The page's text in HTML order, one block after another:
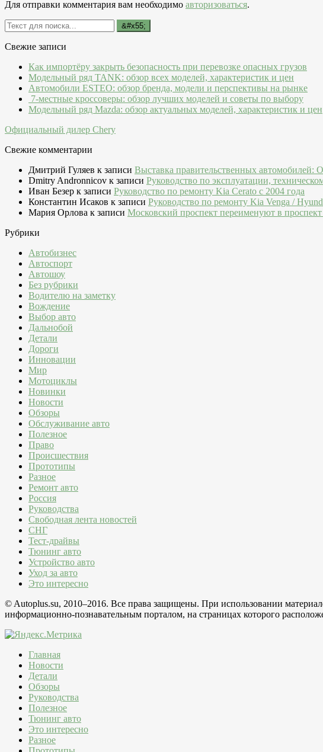
Для отправки комментария вам необходимо авторизоваться.
Свежие записи
Как импортёру закрыть безопасность при перевозке опасных грузов
Модельный ряд TANK: обзор всех моделей, характеристик и цен
Автомобили ESTEO: обзор бренда, модели и перспективы на рынке
7-местные кроссоверы: обзор лучших моделей и советы по выбору
Модельный ряд Mazda: обзор актуальных моделей, характеристик и цен
Официальный дилер Chery
Свежие комментарии
Дмитрий Гуляев к записи Выставка правительственных
Dmitry Andronnicov к записи Руководство по эксплуатации,
Иван Безер к записи Руководство по ремонту Kia Cerato c 2004 года
Константин Исаков к записи Руководство по ремонту Kia Venga /
Мария Орлова к записи Московский проспект переименуют в
Рубрики
Автобизнес
Автоспорт
Автошоу
Без рубрики
Водителю на заметку
Вождение
Выбор авто
Дальнобой
Детали
Дороги
Инновации
Мир
Мотоциклы
Новинки
Новости
Обзоры
Обслуживание авто
Полезное
Право
Происшествия
Прототипы
Разное
Ремонт авто
Россия
Руководства
Свободная лента новостей
СНГ
Тест-драйвы
Тюнинг авто
Устройство авто
Уход за авто
Это интересно
© Autoplus.su, 2010–2016. Все права защищены. При использовании
информационно-познавательным порталом, на страницах которого
Главная
Новости
Детали
Обзоры
Руководства
Полезное
Тюнинг авто
Это интересно
Разное